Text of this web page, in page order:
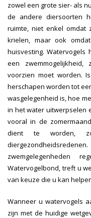
zowel een grote sier- als
de andere diersoorten
ruimte, niet enkel
krielen, maar ook
huisvesting.
een
voorzien moet worden.
herschapen worden tot
wasgelegenheid is, hoe
in het water uitwerpselen
vooral in de
dient te worden,
zwemgelegenheden
Watervogelbond, treft u
van keuze die u kan
Wanneer u watervogels
zijn met de huidige